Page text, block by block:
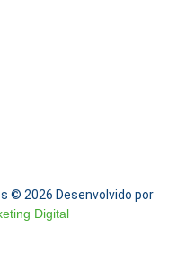
© 2026 Desenvolvido por
Digital